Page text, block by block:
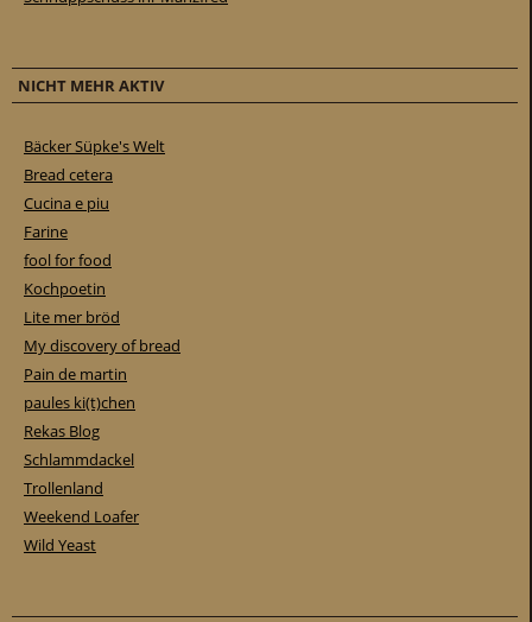
NICHT MEHR AKTIV
Bäcker Süpke's Welt
Bread cetera
Cucina e piu
Farine
fool for food
Kochpoetin
Lite mer bröd
My discovery of bread
Pain de martin
paules ki(t)chen
Rekas Blog
Schlammdackel
Trollenland
Weekend Loafer
Wild Yeast